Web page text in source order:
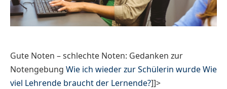
Gute Noten – schlechte Noten: Gedanken zur
Notengebung Wie ich wieder zur Schülerin wurdeWie
viel Lehrende braucht der Lernende?]]>